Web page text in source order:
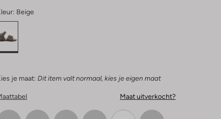
Beige
je maat: Dit item valt normaal, kies je eigen maat
Maat uitverkocht?